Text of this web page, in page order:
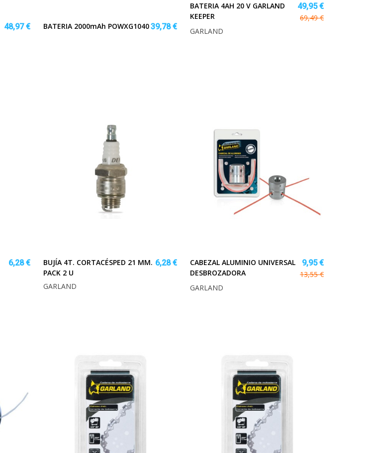
48,97 €
BATERIA 2000mAh POWXG104039,78 €
BATERIA 4AH 20 V GARLAND
KEEPER
49,95 €
69,49 €
GARLAND
6,28 €
BUJÍA 4T. CORTACÉSPED 21 MM.
PACK 2 U
6,28 €
GARLAND
CABEZAL ALUMINIO UNIVERSAL
DESBROZADORA
9,95 €
13,55 €
GARLAND